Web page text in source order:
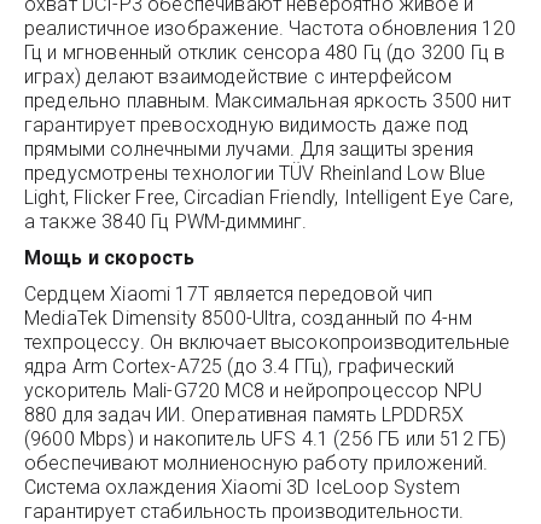
реалистичное изображение. Частота обновления 120
Гц и мгновенный отклик сенсора 480 Гц (до 3200 Гц в
играх) делают взаимодействие с интерфейсом
предельно плавным. Максимальная яркость 3500 нит
гарантирует превосходную видимость даже под
прямыми солнечными лучами. Для защиты зрения
предусмотрены технологии TÜV Rheinland Low Blue
Light, Flicker Free, Circadian Friendly, Intelligent Eye Care,
а также 3840 Гц PWM-димминг.
Мощь и скорость
Сердцем Xiaomi 17T является передовой чип
MediaTek Dimensity 8500-Ultra, созданный по 4-нм
техпроцессу. Он включает высокопроизводительные
ядра Arm Cortex-A725 (до 3.4 ГГц), графический
ускоритель Mali-G720 MC8 и нейропроцессор NPU
880 для задач ИИ. Оперативная память LPDDR5X
(9600 Mbps) и накопитель UFS 4.1 (256 ГБ или 512 ГБ)
обеспечивают молниеносную работу приложений.
Система охлаждения Xiaomi 3D IceLoop System
гарантирует стабильность производительности.